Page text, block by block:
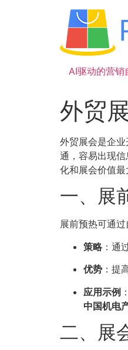
AI驱动的营销
外贸
外贸展会是企
通，容易出现
化和展会价值最
一、展
展前预热可通过
策略：通
优势 ：提
应用示例
中国机电
二、展